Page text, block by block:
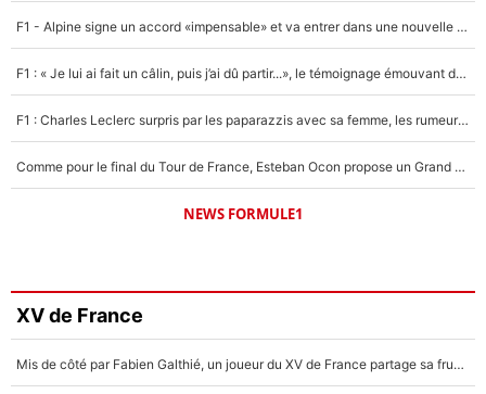
F1 - Alpine signe un accord «impensable» et va entrer dans une nouvelle dimension : Grande nouvelle pour Pierre Gasly !
F1 : « Je lui ai fait un câlin, puis j’ai dû partir...», le témoignage émouvant de Max Verstappen sur sa fille
F1 : Charles Leclerc surpris par les paparazzis avec sa femme, les rumeurs étaient vraies !
Comme pour le final du Tour de France, Esteban Ocon propose un Grand Prix de Formule 1 à Paris : «Autour de l’Arc de Triomphe, ce serait génial» !
NEWS FORMULE1
XV de France
Mis de côté par Fabien Galthié, un joueur du XV de France partage sa frustration : «ils ne me l’ont pas dit tout de suite»